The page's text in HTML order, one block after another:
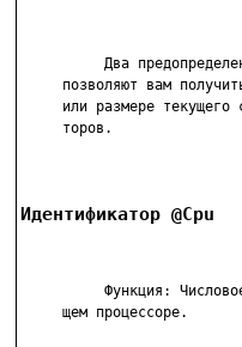
Два
позволяют вам
или размере текущего
     торов.
Идентификатор @Cpu
Функция:
     щем процессоре.